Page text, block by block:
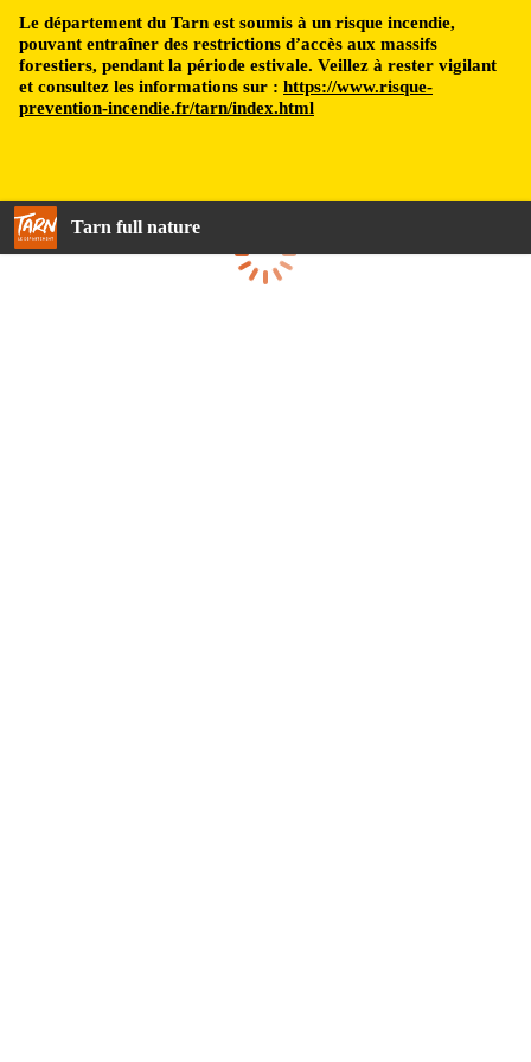
Le département du Tarn est soumis à un risque incendie,
pouvant entraîner des restrictions d’accès aux massifs
forestiers, pendant la période estivale. Veillez à rester vigilant
et consultez les informations sur : https://www.risque-
prevention-incendie.fr/tarn/index.html
Tarn full nature
Loading